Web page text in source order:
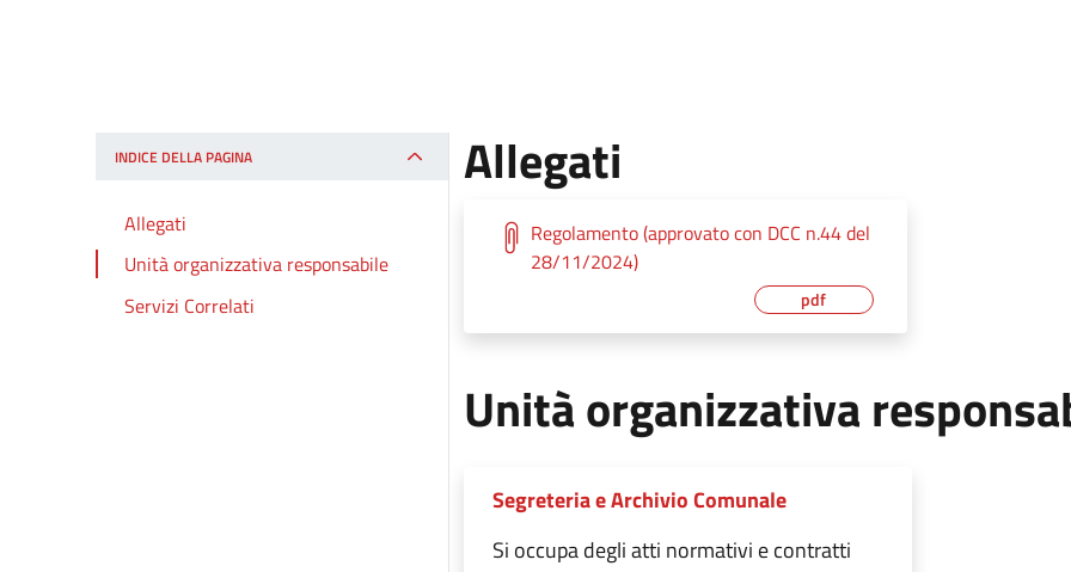
INDICE DELLA PAGINA
Allegati
Unità organizzativa responsabile
Servizi Correlati
Allegati
Regolamento (approvato con DCC n.44 del
28/11/2024)
pdf
Unità organizzativa
Segreteria e Archivio Comunale
Si occupa degli atti normativi e contratti